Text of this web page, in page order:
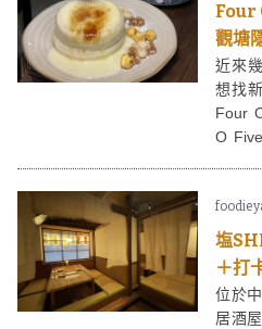
Four
觀塘
近來
想找
Four
O
中寬
舒服
飯、
切友
塩
＋打
位於
居酒